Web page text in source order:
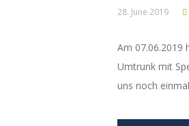
28. June 2019
Am 07.06.2019
Umtrunk mit
uns noch